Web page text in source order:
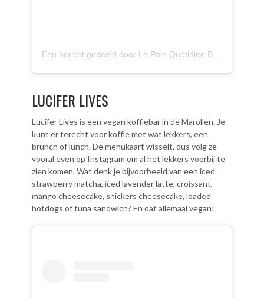
Een bericht gedeeld door Le Pain Quotidien Belgium 🇧🇪 (@lepainquotidienbe)
LUCIFER LIVES
Lucifer Lives is een vegan koffiebar in de Marollen. Je
kunt er terecht voor koffie met wat lekkers, een
brunch of lunch. De menukaart wisselt, dus volg ze
vooral even op Instagram om al het lekkers voorbij te
zien komen. Wat denk je bijvoorbeeld van een iced
strawberry matcha, iced lavender latte, croissant,
mango cheesecake, snickers cheesecake, loaded
hotdogs of tuna sandwich? En dat allemaal vegan!